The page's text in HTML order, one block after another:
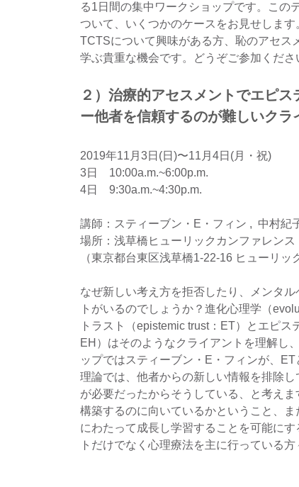
る1日間の集中ワークショップです。この
ついて、いくつかのケースをお見せします
TCTSについて興味がある方、恥のアセス
学ぶ貴重な機会です。どうぞご参加くださ
２）治療的アセスメントでエピ
ー他者を信頼するのが難しいクラ
2019年11月3日(日)〜11月4日(月・祝)
3日　10:00a.m.~6:00p.m.
​4日　9:30a.m.~4:30p.m.
講師：スティーブン・E・フィン ,  中村紀
場所：浅草橋ヒューリックカンファレンス
（東京都台東区浅草橋1-22-16 ヒューリ
なぜ新しい考え方を拒否したり、メンタ
トがいるのでしょうか？進化心理学（
トラスト（epistemic trust：ET）とエピ
EH）はそのようなクライアントを理解し
ップではスティーブン・E・フィンが、ET
理論では、他者からの新しい情報を排除
が必要だったからそうしている、と考え
構築するのに向いているかということ、
にわたって成長し学習することを可能に
トだけでなく心理療法を主に行っている